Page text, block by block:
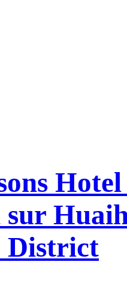
sur
District